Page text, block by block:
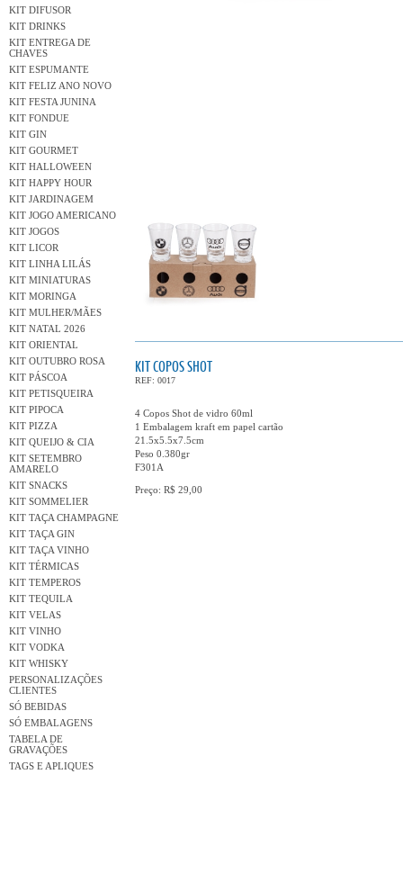
KIT DIFUSOR
KIT DRINKS
KIT ENTREGA DE
CHAVES
KIT ESPUMANTE
KIT FELIZ ANO NOVO
KIT FESTA JUNINA
KIT FONDUE
KIT GIN
KIT GOURMET
KIT HALLOWEEN
KIT HAPPY HOUR
KIT JARDINAGEM
KIT JOGO AMERICANO
KIT JOGOS
KIT LICOR
KIT LINHA LILÁS
KIT MINIATURAS
KIT MORINGA
KIT MULHER/MÃES
KIT NATAL 2026
KIT ORIENTAL
KIT OUTUBRO ROSA
KIT PÁSCOA
KIT PETISQUEIRA
KIT PIPOCA
KIT PIZZA
KIT QUEIJO & CIA
KIT SETEMBRO
AMARELO
KIT SNACKS
KIT SOMMELIER
KIT TAÇA CHAMPAGNE
KIT TAÇA GIN
KIT TAÇA VINHO
KIT TÉRMICAS
KIT TEMPEROS
KIT TEQUILA
KIT VELAS
KIT VINHO
KIT VODKA
KIT WHISKY
PERSONALIZAÇÕES
CLIENTES
SÓ BEBIDAS
SÓ EMBALAGENS
TABELA DE
GRAVAÇÕES
TAGS E APLIQUES
KIT COPOS SHOT
REF: 0017
4 Copos Shot de vidro 60ml
1 Embalagem kraft em papel cartão
21.5x5.5x7.5cm
Peso 0.380gr
F301A
Preço: R$ 29,00